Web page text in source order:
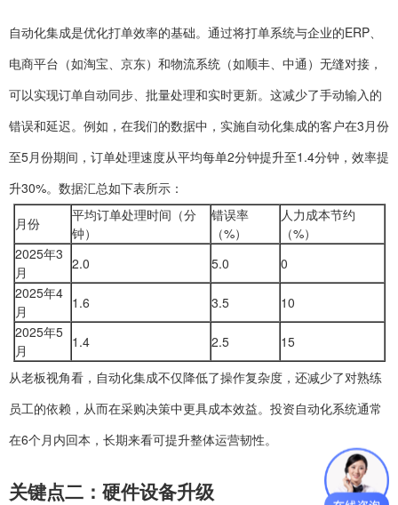
自动化集成是优化打单效率的基础。通过将打单系统与企业的ERP、
电商平台（如淘宝、京东）和物流系统（如顺丰、中通）无缝对接，
可以实现订单自动同步、批量处理和实时更新。这减少了手动输入的
错误和延迟。例如，在我们的数据中，实施自动化集成的客户在3月份
至5月份期间，订单处理速度从平均每单2分钟提升至1.4分钟，效率提
升30%。数据汇总如下表所示：
月份
平均订单处理时间（分
钟）
错误率
（%）
人力成本节约
（%）
2025年3
月
2.0 5.0
0
2025年4
月
1.6 3.5
10
2025年5
月
1.4 2.5
15
从老板视角看，自动化集成不仅降低了操作复杂度，还减少了对熟练
员工的依赖，从而在采购决策中更具成本效益。投资自动化系统通常
在6个月内回本，长期来看可提升整体运营韧性。
关键点二：硬件设备升级